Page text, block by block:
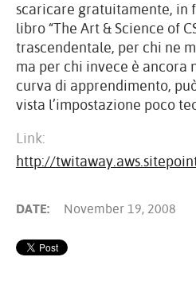
scaricare gratuitamente, in
libro “The Art & Science of
trascendentale, per chi ne
ma per chi invece è ancora
curva di apprendimento,
vista l’impostazione poco
Link:
http://
DATE: November 19, 2008